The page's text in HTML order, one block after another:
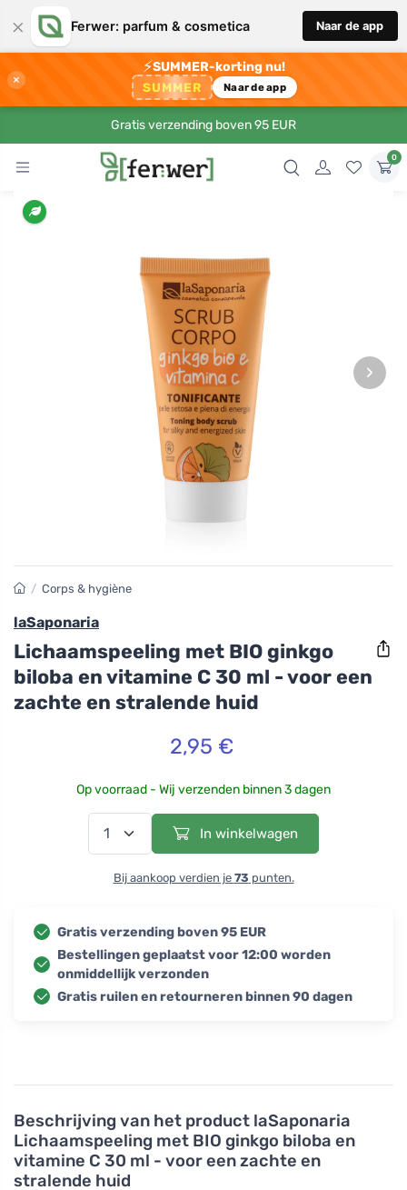
× Ferwer: parfum & cosmetica Naar de app
×
⚡SUMMER-korting nu!
SUMMER Naar de app
Gratis verzending boven 95 EUR
0
›
Beschrijving van het product laSaponaria
Lichaamspeeling met BIO ginkgo biloba en
vitamine C 30 ml - voor een zachte en
stralende huid
/ Corps & hygiène
laSaponaria
Lichaamspeeling met BIO ginkgo
biloba en vitamine C 30 ml - voor een
zachte en stralende huid
2,95 €
Op voorraad - Wij verzenden binnen 3 dagen
In winkelwagen
Bij aankoop verdien je 73 punten.
Gratis verzending boven 95 EUR
Bestellingen geplaatst voor 12:00 worden
onmiddellijk verzonden
Gratis ruilen en retourneren binnen 90 dagen